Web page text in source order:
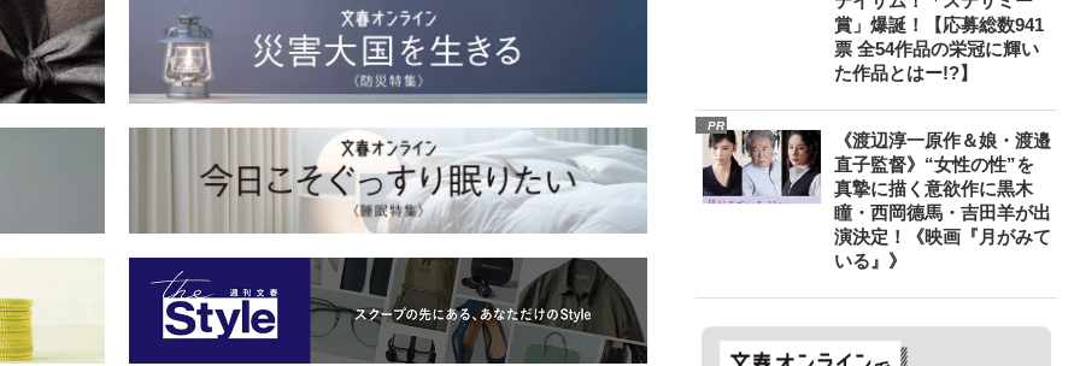
賞」爆誕！【応募総数941
票 全54作品の栄冠に輝い
た作品とはー!?】
PR
《渡辺淳一原作＆娘・渡邉
直子監督》“女性の性”を
真摯に描く意欲作に黒木
瞳・西岡德馬・吉田羊が出
演決定！《映画『月がみて
いる』》